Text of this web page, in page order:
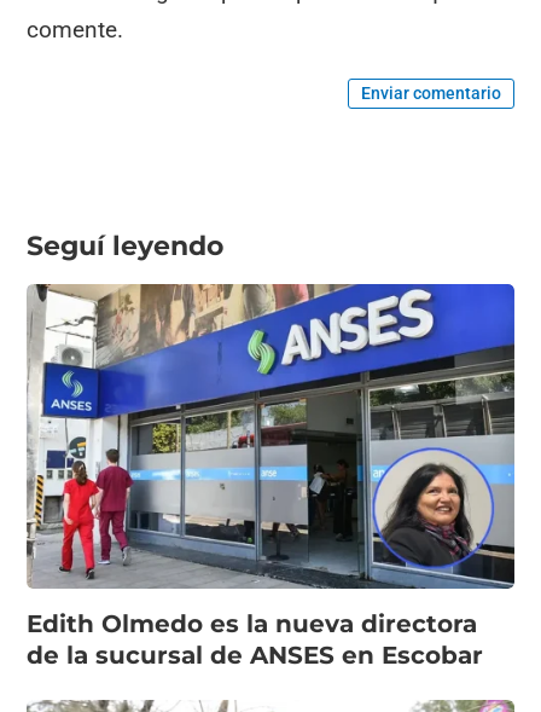
comente.
Enviar comentario
Seguí leyendo
Edith Olmedo es la nueva directora
de la sucursal de ANSES en Escobar